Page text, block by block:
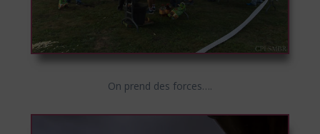
On prend des forces….